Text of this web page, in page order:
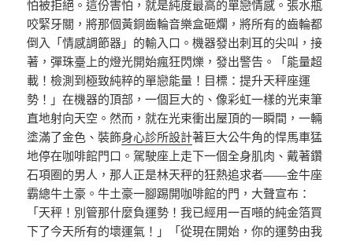
怕被拒絕。這份害怕，就是純度最高的單戀情感。張水瓶
咬緊牙關，將那個黃銅齒輪音樂盒砸爛，將所有的齒輪都
倒入「情感調節器」的輸入口。機器發出刺耳的尖叫，接
著，彈珠臺上的燈光開始瘋狂閃爍，發出警告。「能量超
載！檢測到極致純粹的單戀能量！目標：提升天秤座運
勢！」在機器的頂部，一個巨大的、像彩虹一樣的光束筆
直地射向天空。然而，就在光束衝出屋頂的一瞬間，一輛
塗滿了金色、裝飾身心診所設計著巨大公牛角的悍馬車猛
地停在咖啡館門口。駕駛座上走下一個全身肌肉、戴著鑽
石項圈的男人，那人正是林天秤的狂熱追求者——金牛座
霸總牛土豪。牛土豪一腳踢開咖啡館的門，大聲宣布：
「天秤！別管那什麼負運勢！我已經用一百噸的純金箔買
下了今天所有的壞運氣！」「從現在開始，你的運勢由我